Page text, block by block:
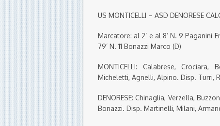
US MONTICELLI – ASD
Marcatore: al 2’ e al 8’ N. 9 Paganini
79’ N. 11 Bonazzi Marco (D)
MONTICELLI: Calabrese, Crociara,
Micheletti, Agnelli, Alpino. Disp. Turri,
DENORESE: Chinaglia, Verzella,
Bonazzi. Disp. Martinelli, Milani,